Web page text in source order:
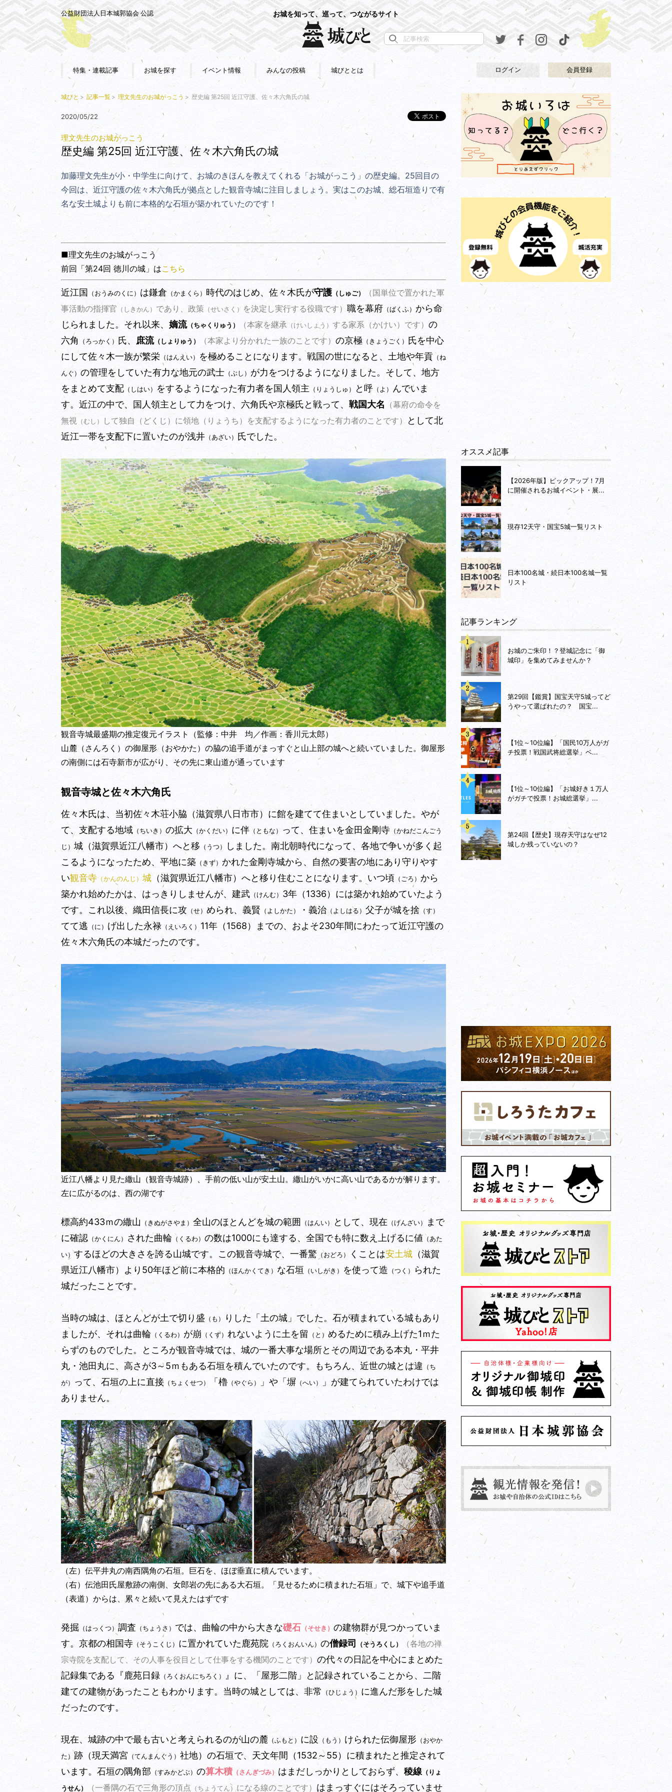
公益財団法人日本城郭協会 公認 お城を知って、巡って、つながるサイト
特集・連載記事 お城を探す イベント情報 みんなの投稿 城びととは ログイン 会員登録
城びと 記事一覧 理文先生のお城がっこう 歴史編 第25回 近江守護、佐々木六角氏の城
2020/05/22
理文先生のお城がっこう
歴史編 第25回 近江守護、佐々木六角氏の城
加藤理文先生が小・中学生に向けて、お城のきほんを教えてくれる「お城がっこう」の歴史編。25回目の
今回は、近江守護の佐々木六角氏が拠点とした観音寺城に注目しましょう。実はこのお城、総石垣造りで有
名な安土城よりも前に本格的な石垣が築かれていたのです！
■理文先生のお城がっこう
前回「第24回 徳川の城」はこちら
近江国 （おうみのくに） は鎌倉 （かまくら） 時代のはじめ、佐々木氏が守護 （しゅご）
（国単位で置かれた軍
事活動の指揮官 （しきかん） であり、政策 （せいさく） を決定し実行する役職です） 職を幕府 （ばくふ） から命
じられました。それ以来、 嫡流（ちゃくりゅう） （本家を継承 （けいしょう） する家系 （かけい） です） の
六角
（ろっかく） 氏、 庶流（しょりゅう） （本家より分かれた一族のことです） の京極 （きょうごく） 氏を中心
にして佐々木一族が繁栄 （はんえい） を極めることになります。戦国の世になると、土地や年貢 （ね
んぐ） の管理をしていた有力な地元の武士 （ぶし） が力をつけるようになりました。そして、地方
をまとめて支配 （しはい） をするようになった有力者を国人領主 （りょうしゅ） と呼 （よ）
んでいま
す。近江の中で、国人領主として力をつけ、六角氏や京極氏と戦って、 戦国大名
（幕府の命令を
無視
（むし） して独自 （どくじ） に領地 （りょうち） を支配するようになった有力者のことです）
として北
近江一帯を支配下に置いたのが浅井 （あざい） 氏でした。
観音寺城最盛期の推定復元イラスト（監修：中井 均／作画：香川元太郎）
山麓（さんろく）の御屋形（おやかた）の脇の追手道がまっすぐと山上部の城へと続いていました。御屋形
の南側には石寺新市が広がり、その先に東山道が通っています
観音寺城と佐々木六角氏
佐々木氏は、当初佐々木荘小脇（滋賀県八日市市）に館を建てて住まいとしていました。やが
て、支配する地域 （ちいき） の拡大 （かくだい） に伴 （ともな） って、住まいを金田金剛寺 （かねだこんごう
じ） 城（滋賀県近江八幡市）へと移 （うつ）
しました。南北朝時代になって、各地で争いが多く起
こるようになったため、平地に築 （きず） かれた金剛寺城から、自然の要害の地にあり守りやす
い観音寺（かんのんじ） 城 （滋賀県近江八幡市）へと移り住むことになります。いつ頃 （ごろ） から
築かれ始めたかは、はっきりしませんが、建武 （けんむ） 3年（1336）には築かれ始めていたよう
です。これ以後、織田信長に攻 （せ） められ、義賢 （よしかた） ・義治 （よしはる） 父子が城を捨 （す）
てて逃 （に） げ出した永禄 （えいろく） 11年（1568）までの、およそ230年間にわたって近江守護の
佐々木六角氏の本城だったのです。
近江八幡より見た繖山（観音寺城跡）、手前の低い山が安土山。繖山がいかに高い山であるかが解ります。
左に広がるのは、西の湖です
標高約433ｍの繖山 （きぬがさやま） 全山のほとんどを城の範囲 （はんい） として、現在 （げんざい）
まで
に確認 （かくにん） された曲輪 （くるわ） の数は1000にも達する、全国でも特に数え上げるに値 （あた
い）するほどの大きさを誇る山城です。この観音寺城で、一番驚 （おどろ） くことは安土城 （滋賀
県近江八幡市） より50年ほど前に本格的 （ほんかくてき） な石垣 （いしがき） を使って造 （つく）
られた
城だったことです。
当時の城は、ほとんどが土で切り盛 （も） りした「土の城」でした。石が積まれている城もあり
ましたが、それは曲輪 （くるわ） が崩 （くず） れないように土を留 （と） めるために積み上げた1ｍた
らずのものでした。ところが観音寺城では、城の一番大事な場所とその周辺である本丸・平井
丸・池田丸に、高さが3～5ｍもある石垣を積んでいたのです。もちろん、近世の城とは違 （ち
が）
って、石垣の上に直接 （ちょくせつ） 「櫓 （やぐら） 」や「塀 （へい）
」が建てられていたわけでは
ありません。
（左）伝平井丸の南西隅角の石垣。巨石を、ほぼ垂直に積んでいます。
（右）伝池田氏屋敷跡の南側、女郎岩の先にある大石垣。「見せるために積まれた石垣」で、城下や追手道
（表道）からは、累々と続いて見えたはずです
発掘 （はっくつ） 調査 （ちょうさ） では、曲輪の中から大きな礎石 （そせき） の建物群が見つかっていま
す。京都の相国寺 （そうこくじ） に置かれていた鹿苑院 （ろくおんいん） の僧録司 （そうろくし）
（各地の禅
宗寺院を支配して、その人事を役目として仕事をする機関のことです） の代々の日記を中心にまとめた
記録集である『鹿苑日録 （ろくおんにちろく）
』に、「屋形二階」と記録されていることから、二階
建ての建物があったこともわかります。当時の城としては、非常 （ひじょう） に進んだ形をした城
だったのです。
現在、城跡の中で最も古いと考えられるのが山の麓 （ふもと） に設 （もう） けられた伝御屋形 （おやか
た） 跡（現天満宮 （てんまんぐう） 社地）の石垣で、天文年間（1532～55）に積まれたと推定されて
います。石垣の隅角部 （すみかどぶ） の算木積（さんぎづみ） はまだしっかりとしておらず、 稜線 （りょ
うせん）
（一番隅の石で三角形の頂点 （ちょうてん）になる線のことです） はまっすぐにはそろっていませ
オススメ記事
【2026年版】ピックアップ！7月
に開催されるお城イベント・展...
現存12天守・国宝5城一覧リスト
日本100名城・続日本100名城一覧
リスト
記事ランキング
お城のご朱印！？登城記念に「御
城印」を集めてみませんか？
第29回【鑑賞】国宝天守5城ってど
うやって選ばれたの？ 国宝...
【1位～10位編】「国民10万人がガ
チ投票！戦国武将総選挙」ベ...
【1位～10位編】「お城好き１万人
がガチで投票！お城総選挙」...
第24回【歴史】現存天守はなぜ12
城しか残っていないの？